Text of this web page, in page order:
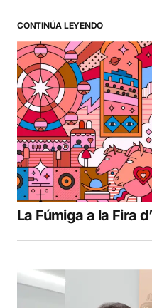
CONTINÚA LEYENDO
La Fúmiga a la Fira